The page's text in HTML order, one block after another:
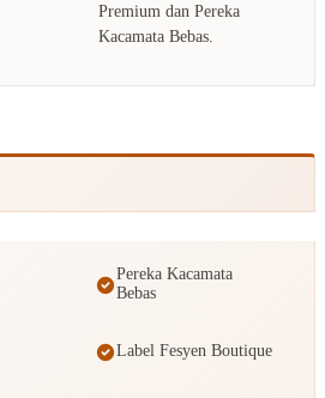
Premium dan Pereka
Kacamata Bebas.
Pereka Kacamata
Bebas
Label Fesyen Boutique